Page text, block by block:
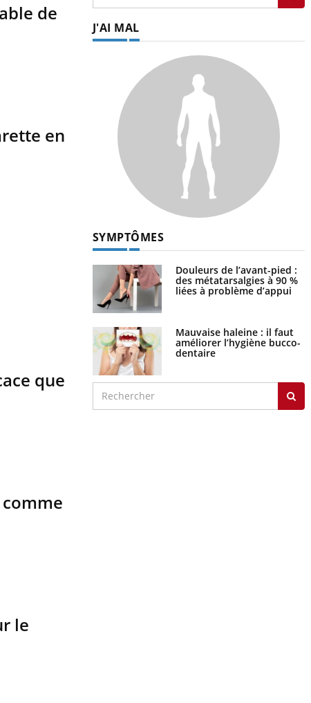
de
en
que
le
J'AI MAL
SYMPTÔMES
Douleurs de l’avant-pied :
des métatarsalgies à 90 %
liées à problème d’appui
Mauvaise haleine : il faut
améliorer l’hygiène bucco-
dentaire